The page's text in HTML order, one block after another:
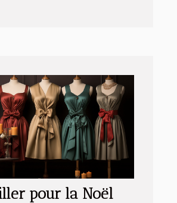
pour la Noël